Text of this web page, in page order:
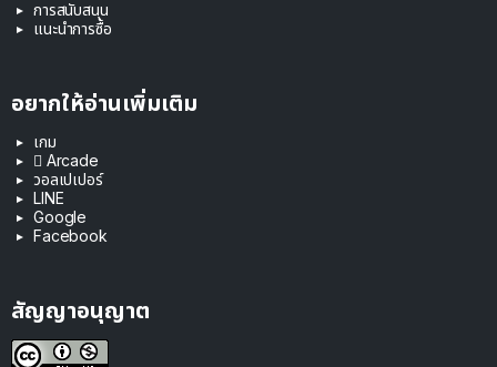
การสนับสนุน
แนะนำการซื้อ
อยากให้อ่านเพิ่มเติม
เกม
 Arcade
วอลเปเปอร์
LINE
Google
Facebook
สัญญาอนุญาต